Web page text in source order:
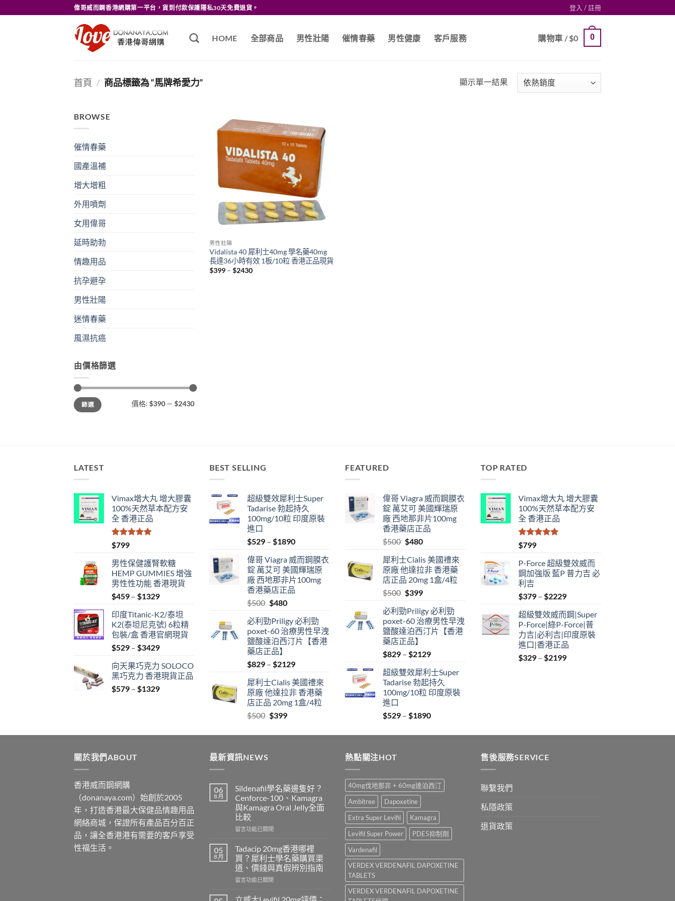
to
偉哥威而鋼香港網購第一平台，貨到付款保護隱私30天免費退貨。 登入 / 註冊
HOME 全部商品 男性壯陽 催情春藥 男性健康 客戶服務 購物車 /$0 0
首頁 / 商品標籤為 “馬牌希愛力” 顯示單一結果
BROWSE
催情春藥
國產溫補
增大增粗
外用噴劑
女用偉哥
延時助勃
情趣用品
抗孕避孕
男性壯陽
迷情春藥
風濕抗癌
由價格篩選
最
低
價
最
高
價
篩選 價格: $390 — $2430
男性壯陽
Vidalista 40 犀利士40mg 學名藥40mg
長達36小時有效 1板/10粒 香港正品現貨
$399 – $2430Price
LATEST
Vimax增大丸 增大膠囊
100%天然草本配方安
全 香港正品
評分
滿分 5
$799
男性保健護腎軟糖
HEMP GUMMIES 增強
男性性功能 香港現貨
$459 – $1329Price
$459
through
$1329
印度Titanic-K2/泰坦
K2(泰坦尼克號) 6粒精
包裝/盒 香港官網現貨
$529 – $3429Price
$529
through
$3429
向天果巧克力 SOLOCO
黑巧克力 香港現貨正品
$579 – $1329Price
BEST SELLING
超級雙效犀利士Super
Tadarise 勃起持久
100mg/10粒 印度原裝
進口
$529 – $1890Price
$529
through
$1890
偉哥 Viagra 威而鋼膜衣
錠 萬艾可 美國輝瑞原
廠 西地那非片100mg
香港藥店正品
$500 Original
was:
$500.
$480Current
is:
$480.
必利勁Priligy 必利勁
poxet-60 治療男性早洩
鹽酸達泊西汀片【香港
藥店正品】
$829 – $2129Price
$829
through
$2129
犀利士Cialis 美國禮來
原廠 他達拉非 香港藥
店正品 20mg 1盒/4粒
$500 Original
was:
$399Current
is:
FEATURED
偉哥 Viagra 威而鋼膜衣
錠 萬艾可 美國輝瑞原
廠 西地那非片100mg
香港藥店正品
$500 Original
was:
$500.
$480Current
is:
$480.
犀利士Cialis 美國禮來
原廠 他達拉非 香港藥
店正品 20mg 1盒/4粒
$500 Original
was:
$500.
$399Current
is:
$399.
必利勁Priligy 必利勁
poxet-60 治療男性早洩
鹽酸達泊西汀片【香港
藥店正品】
$829 – $2129Price
$829
through
$2129
超級雙效犀利士Super
Tadarise 勃起持久
100mg/10粒 印度原裝
進口
$529 – $1890Price
$529
TOP RATED
Vimax增大丸 增大膠囊
100%天然草本配方安
全 香港正品
評分
滿分 5
$799
P-Force 超級雙效威而
鋼加強版 藍P 普力吉 必
利吉
$379 – $2229Price
$379
through
$2229
超級雙效威而鋼|Super
P-Force|綠P-Force|普
力吉|必利吉|印度原裝
進口|香港正品
$329 – $2199Price
關於我們ABOUT
香港威而鋼網購
（donanaya.com）始創於2005
年，打造香港最大保健品情趣用品
網絡商城，保證所有產品百分百正
品，讓全香港港有需要的客戶享受
性福生活。
最新資訊NEWS
06
8 月
Sildenafil學名藥邊隻好？
Cenforce-100、Kamagra
與Kamagra Oral Jelly全面
比較
在
學
名
藥
邊
隻
Cenforce-
留言功能已關閉
05
8 月
Tadacip 20mg香港哪裡
買？犀利士學名藥購買渠
道、價錢與真假辨別指南
在
20mg
留言功能已關閉
熱點關注HOT
40mg伐地那非 + 60mg達泊西汀
Ambitree
Dapoxetine
Extra Super Levifil
Kamagra
Levifil Super Power
PDE5抑制劑
Vardenafil
VERDEX VERDENAFIL DAPOXETINE
TABLETS
VERDEX VERDENAFIL DAPOXETINE
售後服務SERVICE
聯繫我們
私隱政策
退貨政策